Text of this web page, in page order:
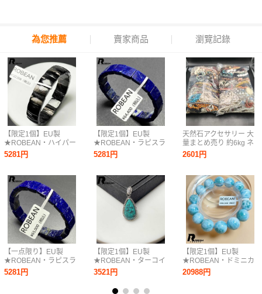
為您推薦 賣家商品 瀏覽記錄
【限定1個】EU製
★ROBEAN・ハイパー
シーン・バングル★ パ
ワーストーン アクセサ
14.2*10.9*4.5mm
M0731036
5281円
【一点限り】EU製
★ROBEAN・ラピスラ
ズリ・バングル★パワ
ーストーン アクセサリ
5281円
【限定1個】EU製
★ROBEAN・ラピスラ
ズリ・バングル★パワ
ーストーン アクセサリ
約 10*10*4.8mm
M0319596
5281円
【限定1個】EU製
★ROBEAN・ターコイ
ズ トルコ石・ペンダン
ト★アクセサリー 天然
石 きれいめ 約
3521円
天然石アクセサリー 大
量まとめ売り 約6kg ネ
ックレス ブレスレット
パール ビーズ等 ジャン
2601円
【限定1個】EU製
★ROBEAN・ドミニカ
共和国産のラリマー★
パワーストーン ブレス
20988円